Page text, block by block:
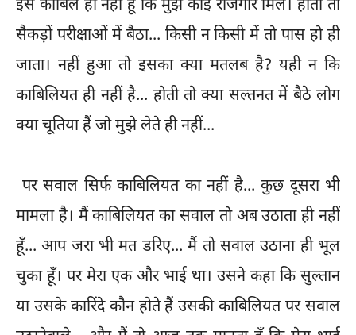
इस काबिल ही नहीं हूँ कि मुझे कोई रोजगार मिले। होता तो
सैकड़ों परीक्षाओं में बैठा... किसी न किसी में तो पास हो ही
जाता। नहीं हुआ तो इसका क्या मतलब है? यही न कि
काबिलियत ही नहीं है... होती तो क्या सल्तनत में बैठे लोग
क्या चूतिया हैं जो मुझे लेते ही नहीं...
पर सवाल सिर्फ काबिलियत का नहीं है... कुछ दूसरा भी
मामला है। मैं काबिलियत का सवाल तो अब उठाता ही नहीं
हूँ... आप जरा भी मत डरिए... मैं तो सवाल उठाना ही भूल
चुका हूँ। पर मेरा एक और भाई था। उसने कहा कि सुल्तान
या उसके कारिंदे कौन होते हैं उसकी काबिलियत पर सवाल